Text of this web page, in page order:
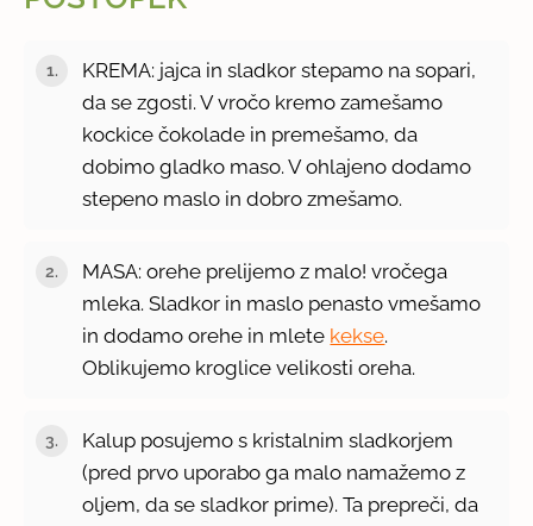
KREMA: jajca in sladkor stepamo na sopari,
da se zgosti. V vročo kremo zamešamo
kockice čokolade in premešamo, da
dobimo gladko maso. V ohlajeno dodamo
stepeno maslo in dobro zmešamo.
MASA: orehe prelijemo z malo! vročega
mleka. Sladkor in maslo penasto vmešamo
in dodamo orehe in mlete kekse.
Oblikujemo kroglice velikosti oreha.
Kalup posujemo s kristalnim sladkorjem
(pred prvo uporabo ga malo namažemo z
oljem, da se sladkor prime). Ta prepreči, da